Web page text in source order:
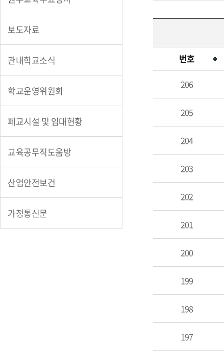
보도자료
관내학교소식
학교운영위원회
폐교시설 및 임대현황
교육공무직도움방
산업안전보건
가정통신문
발
번호
206
205
204
203
202
201
200
199
198
197